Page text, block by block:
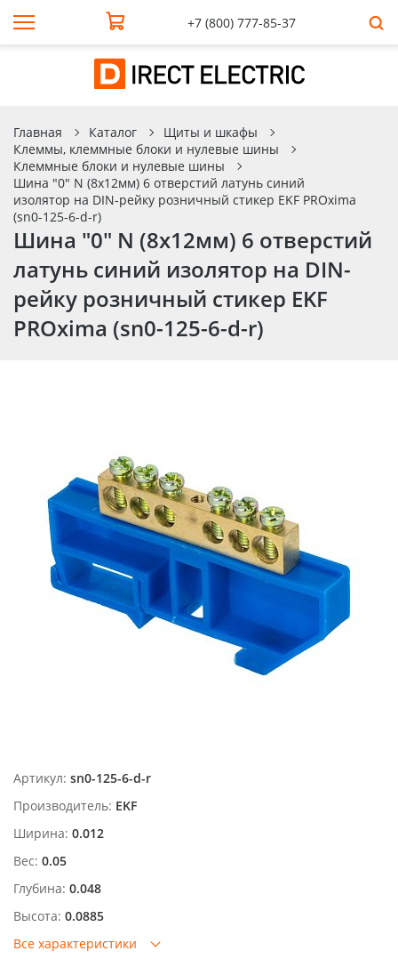
+7 (800) 777-85-37
Главная Каталог
Щиты и шкафы
Клеммы, клеммные блоки и нулевые шины
Клеммные блоки и нулевые шины
Шина "0" N (8х12мм) 6 отверстий латунь синий
изолятор на DIN-рейку розничный стикер EKF PROxima
(sn0-125-6-d-r)
Шина "0" N (8х12мм) 6 отверстий
латунь синий изолятор на DIN-
рейку розничный стикер EKF
PROxima (sn0-125-6-d-r)
Артикул: sn0-125-6-d-r
Производитель: EKF
Ширина: 0.012
Вес: 0.05
Глубина: 0.048
Высота: 0.0885
Все характеристики